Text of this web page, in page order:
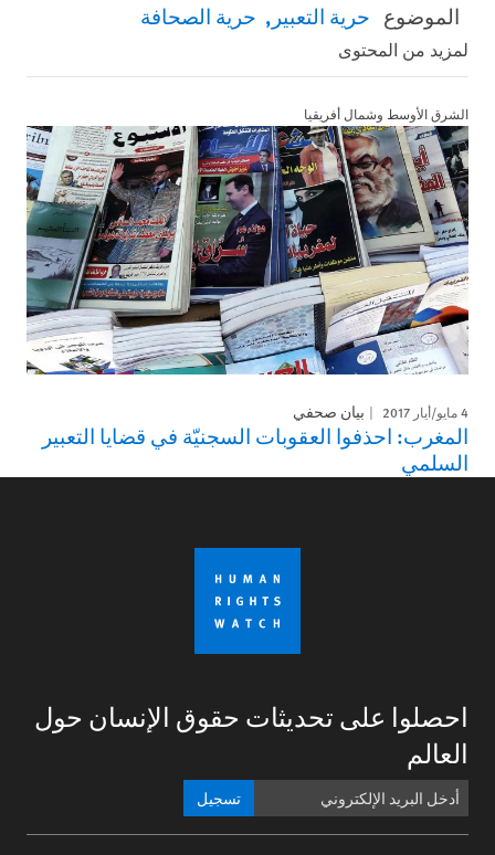
الموضوع حرية التعبير حرية الصحافة
لمزيد من المحتوى
الشرق الأوسط وشمال أفريقيا
4 مايو/أيار 2017 بيان صحفي
المغرب: احذفوا العقوبات السجنيّة في قضايا التعبير
السلمي
احصلوا على تحديثات حقوق الإنسان حول
العالم
تسجيل